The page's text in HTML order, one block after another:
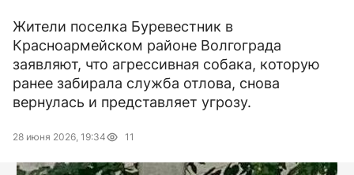
Жители поселка Буревестник в
Красноармейском районе Волгограда
заявляют, что агрессивная собака, которую
ранее забирала служба отлова, снова
вернулась и представляет угрозу.
28 июня 2026, 19:34 11